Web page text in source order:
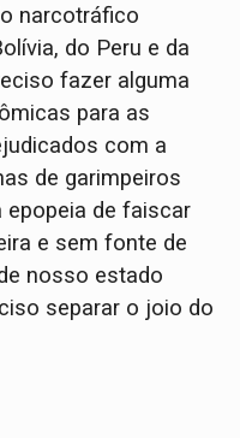
narcotráfico
do Peru e da
fazer alguma
para as
com a
de garimpeiros
epopeia de faiscar
e sem fonte de
nosso estado
separar o joio do